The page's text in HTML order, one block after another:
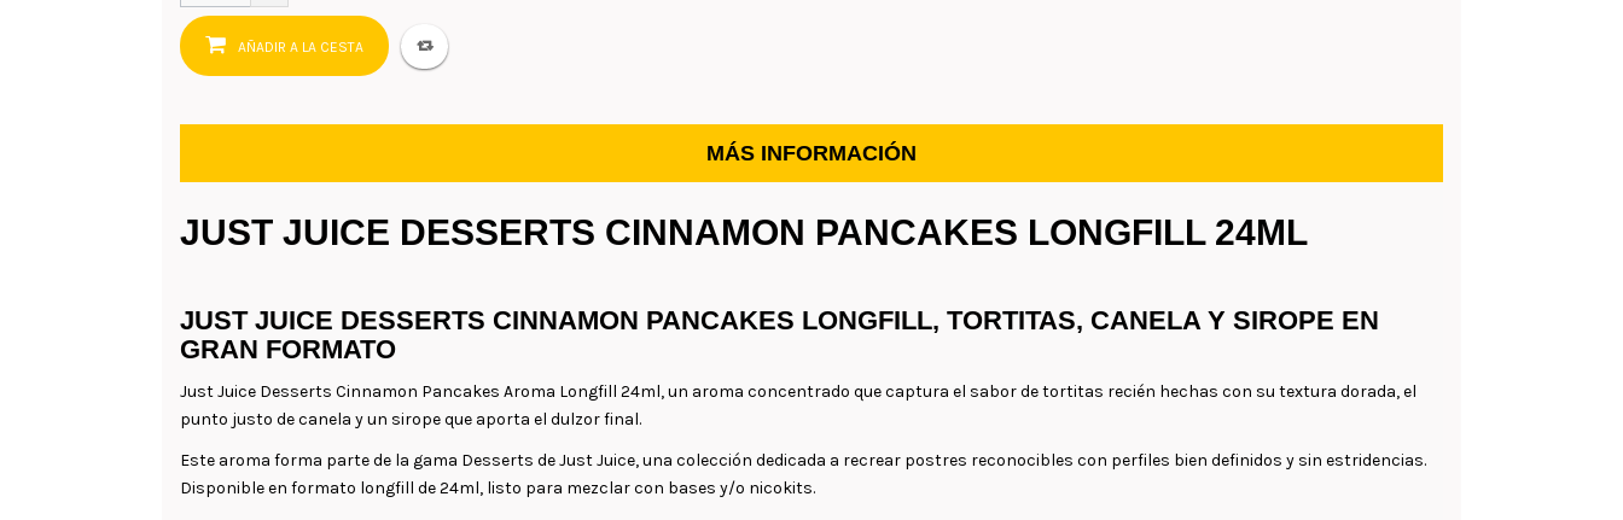
AÑADIR A LA CESTA
MÁS INFORMACIÓN
JUST JUICE DESSERTS CINNAMON PANCAKES LONGFILL 24ML
JUST JUICE DESSERTS CINNAMON PANCAKES LONGFILL, TORTITAS, CANELA Y SIROPE EN
GRAN FORMATO
Just Juice Desserts Cinnamon Pancakes Aroma Longfill 24ml, un aroma concentrado que captura el sabor de tortitas recién hechas con su textura dorada, el
punto justo de canela y un sirope que aporta el dulzor final.
Este aroma forma parte de la gama Desserts de Just Juice, una colección dedicada a recrear postres reconocibles con perfiles bien definidos y sin estridencias.
Disponible en formato longfill de 24ml, listo para mezclar con bases y/o nicokits.